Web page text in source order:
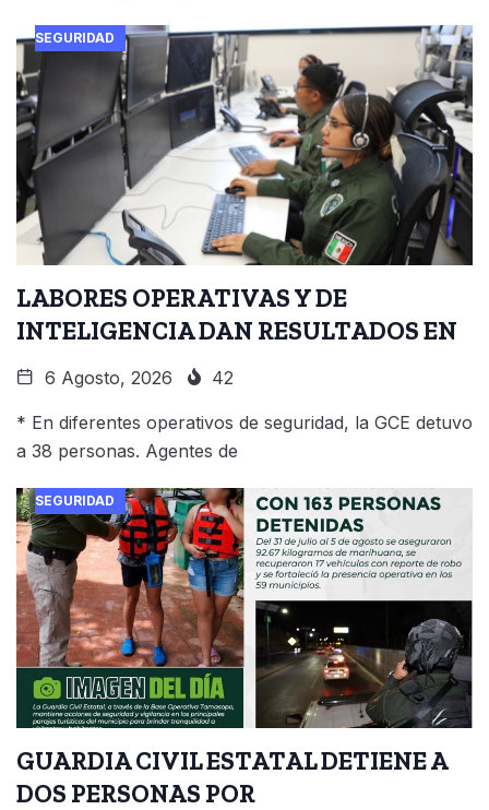
SEGURIDAD
LABORES OPERATIVAS Y DE
INTELIGENCIA DAN RESULTADOS EN
6 Agosto, 2026 42
* En diferentes operativos de seguridad, la GCE detuvo
a 38 personas. Agentes de
SEGURIDAD
GUARDIA CIVIL ESTATAL DETIENE A
DOS PERSONAS POR